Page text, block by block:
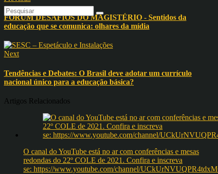
FÓRUM DESAFIOS DO MAGISTÉRIO - Sentidos da
educação que se comunica: olhares da mídia
Next
Tendências e Debates: O Brasil deve adotar um currículo
nacional único para a educação básica?
Artigos Relacionados
O canal do YouTube está no ar com conferências e mesas
redondas do 22º COLE de 2021. Confira e inscreva
se: https://www.youtube.com/channel/